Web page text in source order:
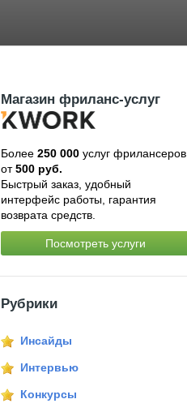
Магазин фриланс-услуг
Более 250 000услуг фрилансеров
от500 руб.
Быстрый заказ, удобный
интерфейс работы, гарантия
возврата средств.
Посмотреть услуги
Рубрики
Инсайды
Интервью
Конкурсы